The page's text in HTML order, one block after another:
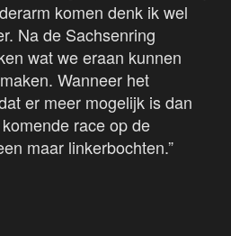
komen denk ik wel
Na de Sachsenring
wat we eraan kunnen
Wanneer het
er meer mogelijk is dan
race op de
maar linkerbochten.”